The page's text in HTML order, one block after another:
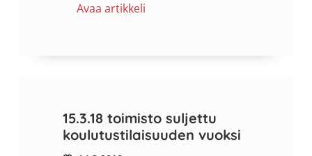
Avaa artikkeli
15.3.18 toimisto suljettu
koulutustilaisuuden vuoksi